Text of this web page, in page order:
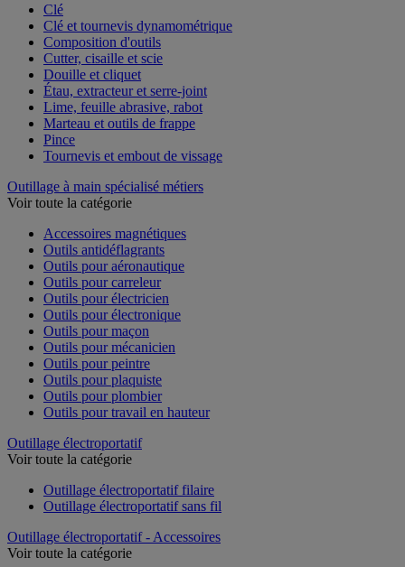
Clé
Clé et tournevis dynamométrique
Composition d'outils
Cutter, cisaille et scie
Douille et cliquet
Étau, extracteur et serre-joint
Lime, feuille abrasive, rabot
Marteau et outils de frappe
Pince
Tournevis et embout de vissage
Outillage à main spécialisé métiers
Voir toute la catégorie
Accessoires magnétiques
Outils antidéflagrants
Outils pour aéronautique
Outils pour carreleur
Outils pour électricien
Outils pour électronique
Outils pour maçon
Outils pour mécanicien
Outils pour peintre
Outils pour plaquiste
Outils pour plombier
Outils pour travail en hauteur
Outillage électroportatif
Voir toute la catégorie
Outillage électroportatif filaire
Outillage électroportatif sans fil
Outillage électroportatif - Accessoires
Voir toute la catégorie